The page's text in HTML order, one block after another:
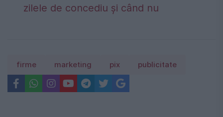
zilele de concediu și când nu
firme marketing pix publicitate